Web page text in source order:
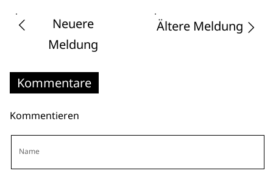
Neuere
Meldung
Ältere Meldung
Kommentare
Kommentieren
Name